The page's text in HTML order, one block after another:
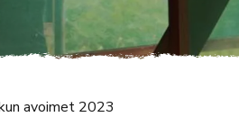
avoimet 2023